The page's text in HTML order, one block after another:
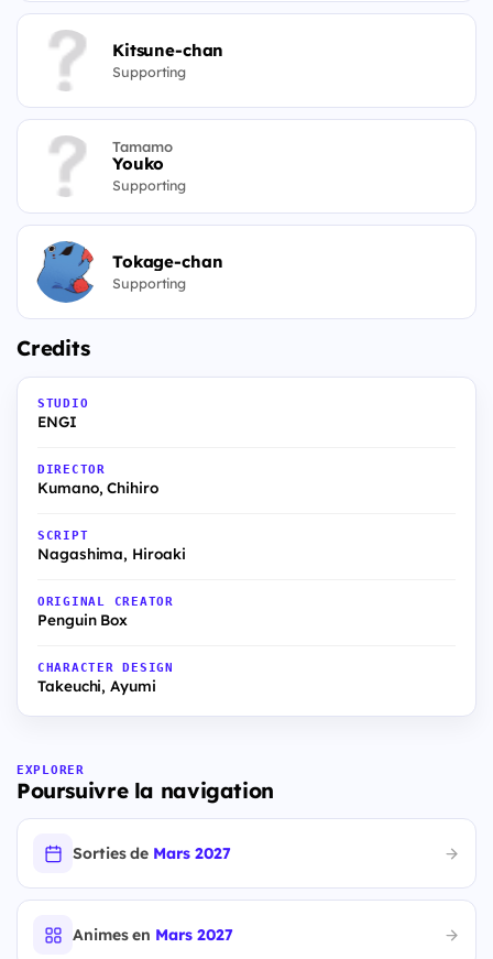
Kitsune-chan
Supporting
Tamamo
Youko
Supporting
Tokage-chan
Supporting
Credits
STUDIO
ENGI
DIRECTOR
Kumano, Chihiro
SCRIPT
Nagashima, Hiroaki
ORIGINAL CREATOR
Penguin Box
CHARACTER DESIGN
Takeuchi, Ayumi
EXPLORER
Poursuivre la navigation
Sorties de Mars 2027
Animes en Mars 2027